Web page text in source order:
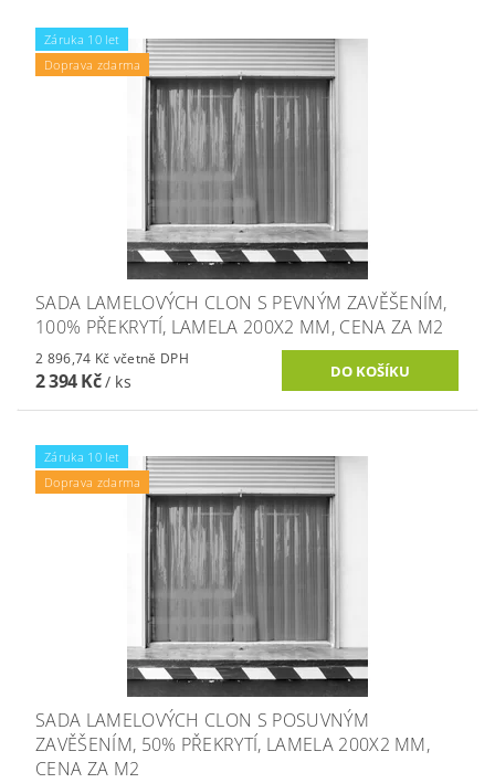
Záruka 10 let
Doprava zdarma
SADA LAMELOVÝCH CLON S PEVNÝM ZAVĚŠENÍM,
100% PŘEKRYTÍ, LAMELA 200X2 MM, CENA ZA M2
2 896,74 Kč včetně DPH
2 394 Kč/ ks
Záruka 10 let
Doprava zdarma
SADA LAMELOVÝCH CLON S POSUVNÝM
ZAVĚŠENÍM, 50% PŘEKRYTÍ, LAMELA 200X2 MM,
CENA ZA M2